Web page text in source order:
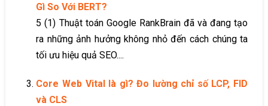
Gì So Với BERT?
5 (1) Thuật toán Google RankBrain đã và đang tạo
ra những ảnh hưởng không nhỏ đến cách chúng ta
tối ưu hiệu quả SEO....
Core Web Vital là gì? Đo lường chỉ số LCP, FID
và CLS